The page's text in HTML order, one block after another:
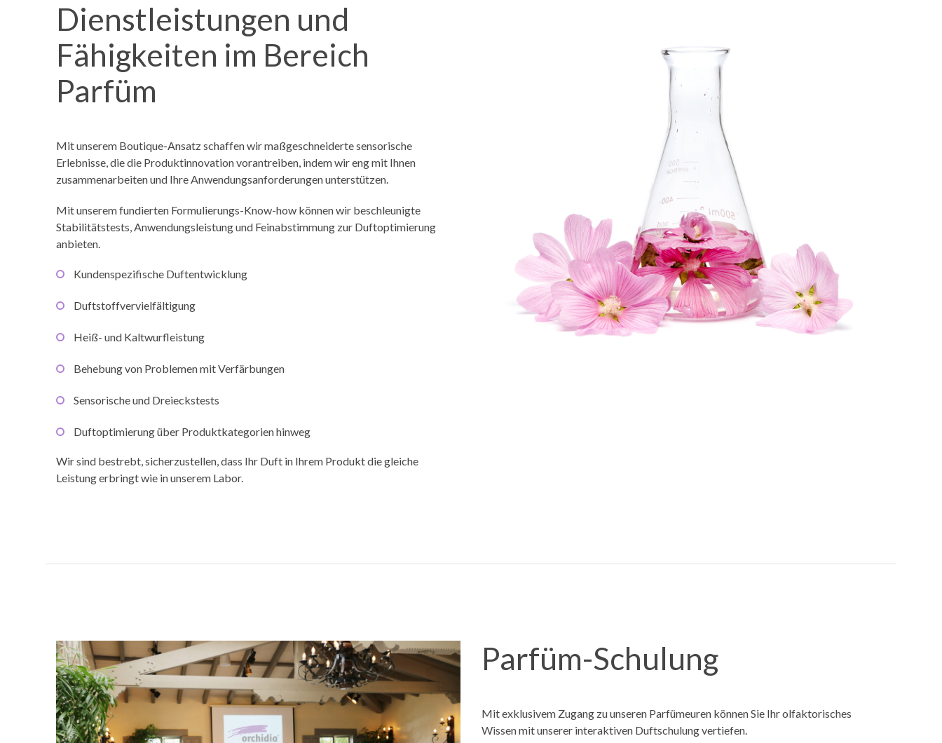
Dienstleistungen und
Fähigkeiten im Bereich
Parfüm
Mit unserem Boutique-Ansatz schaffen wir maßgeschneiderte sensorische
Erlebnisse, die die Produktinnovation vorantreiben, indem wir eng mit Ihnen
zusammenarbeiten und Ihre Anwendungsanforderungen unterstützen.
Mit unserem fundierten Formulierungs-Know-how können wir beschleunigte
Stabilitätstests, Anwendungsleistung und Feinabstimmung zur Duftoptimierung
anbieten.
Kundenspezifische Duftentwicklung
Duftstoffvervielfältigung
Heiß- und Kaltwurfleistung
Behebung von Problemen mit Verfärbungen
Sensorische und Dreieckstests
Duftoptimierung über Produktkategorien hinweg
Wir sind bestrebt, sicherzustellen, dass Ihr Duft in Ihrem Produkt die gleiche
Leistung erbringt wie in unserem Labor.
Parfüm-Schulung
Mit exklusivem Zugang zu unseren Parfümeuren können Sie Ihr olfaktorisches
Wissen mit unserer interaktiven Duftschulung vertiefen.